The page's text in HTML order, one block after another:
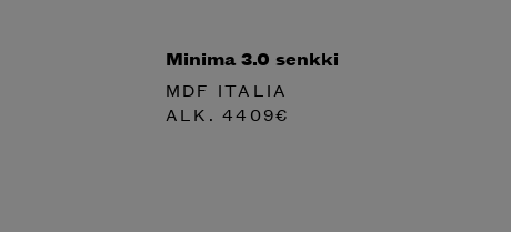
Minima 3.0 senkki
MDF ITALIA
ALK.4409€